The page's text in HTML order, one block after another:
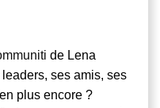
de Lena
ses amis, ses
plus encore ?